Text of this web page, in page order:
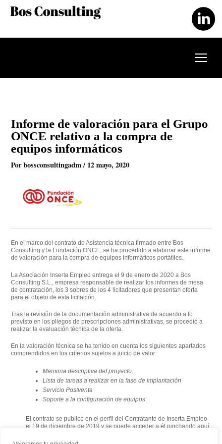
Informe de valoración para el Grupo
ONCE relativo a la compra de
equipos informáticos
Porbossconsultingadm/12 mayo, 2020
En el marco del contrato de Asistencia técnica firmado entre Bos
Consulting y la Fundación ONCE, se ha procedido a elaborar este informe
de valoración para la compra de equipos informáticos portátiles.
La Asociación Inserta Empleo entrega el 9 de enero de 2020 a Bos
Consulting S.L., empresa responsable de realizar los informes de mesa
de contratación, los 3 sobres de los 4 licitadores que presentan oferta
para el objeto de esta licitación.
Tras la revisión de la documentación administrativa de acuerdo a lo
previsto en los pliegos de prescripciones administrativas, se procedió a
realizar la evaluación técnica de la oferta.
En la valoración técnica se ha tenido en cuenta los siguientes apartados
comprendidos en los criterios sujetos a juicio de valor:
Memoria descriptiva del proyecto.
Lista de tareas a realizar en la fase de implantación
Servicio Postventa
Soporte a la configuración de equipos
El contrato se publicó en el perfil del Contratante de Inserta Empleo
el 19 de diciembre de 2019 y se puede acceder a él pinchandoaquí